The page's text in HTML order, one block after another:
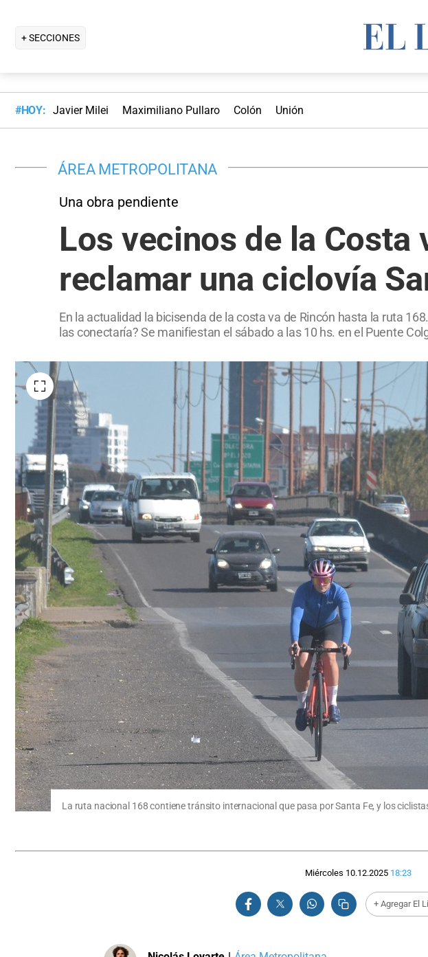
+ SECCIONES
#HOY: Javier Milei Maximiliano Pullaro Colón Unión
ÁREA METROPOLITANA
Una obra pendiente
Los vecinos de la Costa
reclamar una ciclovía
En la actualidad la bicisenda de la costa va de Rincón hasta la ruta
las conectaría? Se manifiestan el sábado a las 10 hs. en el Puente
La ruta nacional 168 contiene tránsito internacional que pasa por Santa Fe, y los
Miércoles 10.12.2025 18:23
+ Agregar El